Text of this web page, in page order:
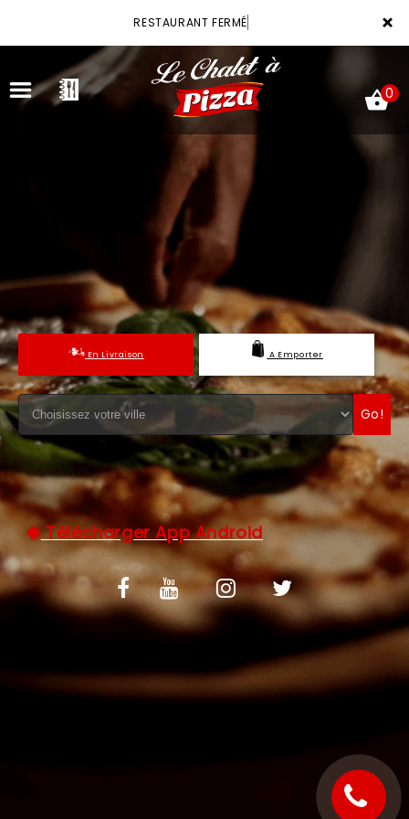
×
RESTAURANT FERMÉ
VOTRE COMPTE
NOTRE RESTAURANT
MENTIONS LÉGALES
C.G.V
0
En Livraison A Emporter
Go!
Télécharger App Android